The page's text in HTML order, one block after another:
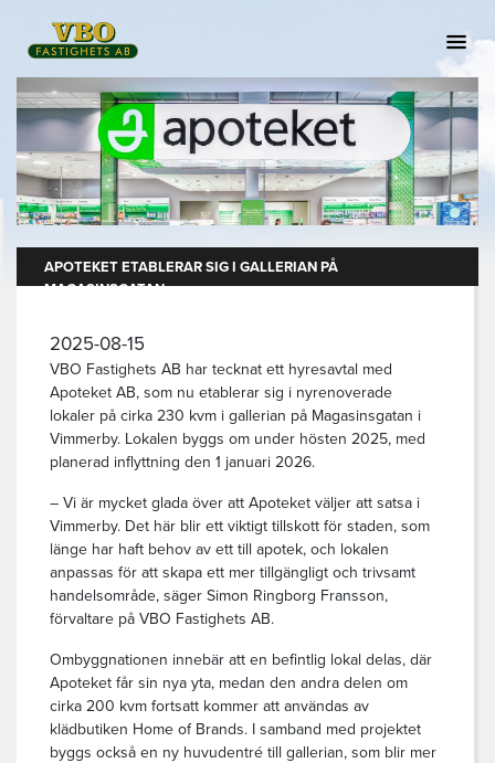
APOTEKET ETABLERAR SIG I GALLERIAN PÅ
MAGASINSGATAN
2025-08-15
VBO Fastighets AB har tecknat ett hyresavtal med
Apoteket AB, som nu etablerar sig i nyrenoverade
lokaler på cirka 230 kvm i gallerian på Magasinsgatan i
Vimmerby. Lokalen byggs om under hösten 2025, med
planerad inflyttning den 1 januari 2026.
– Vi är mycket glada över att Apoteket väljer att satsa i
Vimmerby. Det här blir ett viktigt tillskott för staden, som
länge har haft behov av ett till apotek, och lokalen
anpassas för att skapa ett mer tillgängligt och trivsamt
handelsområde, säger Simon Ringborg Fransson,
förvaltare på VBO Fastighets AB.
Ombyggnationen innebär att en befintlig lokal delas, där
Apoteket får sin nya yta, medan den andra delen om
cirka 200 kvm fortsatt kommer att användas av
klädbutiken Home of Brands. I samband med projektet
byggs också en ny huvudentré till gallerian, som blir mer